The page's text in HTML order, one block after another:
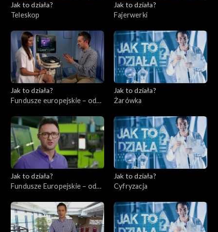
Jak to działa?
Teleskop
Jak to działa?
Fajerwerki
Jak to działa?
Fundusze europejskie – odc.
ochrona zdrowia
Jak to działa?
Żarówka
Jak to działa?
Fundusze Europejskie – odc.
Jak to działa?
Cyfryzacja